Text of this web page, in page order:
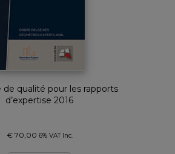
de qualité pour les rapports
d’expertise 2016
€70,00 6% VAT Inc.